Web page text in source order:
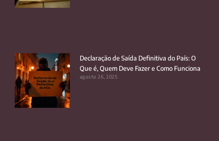
Declaração de Saída Definitiva do País: O
Que é, Quem Deve Fazer e Como Funciona
agosto 26, 2025